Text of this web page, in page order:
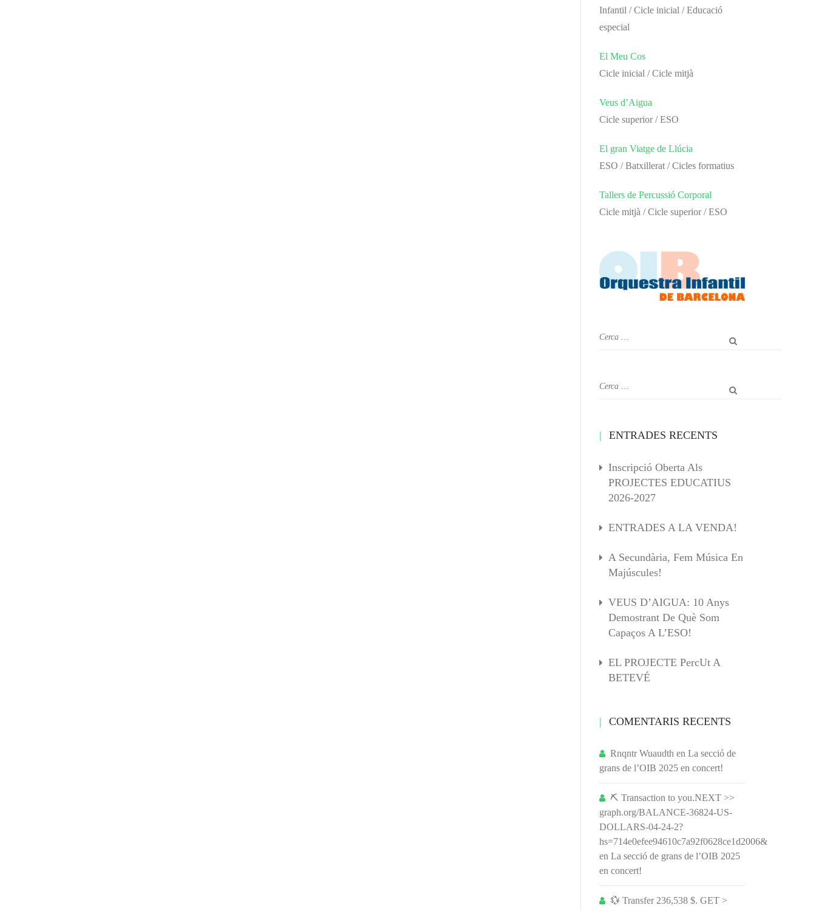
Infantil / Cicle inicial / Educació
especial
El Meu Cos
Cicle inicial / Cicle mitjà
Veus d’Aigua
Cicle superior / ESO
El gran Viatge de Llúcia
ESO / Batxillerat / Cicles formatius
Tallers de Percussió Corporal
Cicle mitjà / Cicle superior / ESO
ENTRADES RECENTS
Inscripció Oberta Als
PROJECTES EDUCATIUS
2026-2027
ENTRADES A LA VENDA!
A Secundària, Fem Música En
Majúscules!
VEUS D’AIGUA: 10 Anys
Demostrant De Què Som
Capaços A L’ESO!
EL PROJECTE PercUt A
BETEVÉ
COMENTARIS RECENTS
Rnqntr Wuaudth en La secció de
grans de l’OIB 2025 en concert!
⛏ Transaction to you.NEXT >>
graph.org/BALANCE-36824-US-
DOLLARS-04-24-2?
hs=714e0efee94610c7a92f0628ce1d2006&
en La secció de grans de l’OIB 2025
en concert!
💱 Transfer 236,538 $. GET >